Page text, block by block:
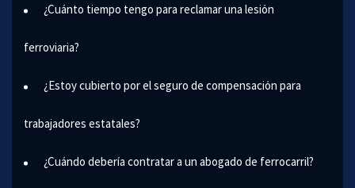
¿Cuánto tiempo tengo para reclamar una lesión
ferroviaria?
¿Estoy cubierto por el seguro de compensación para
trabajadores estatales?
¿Cuándo debería contratar a un abogado de ferrocarril?